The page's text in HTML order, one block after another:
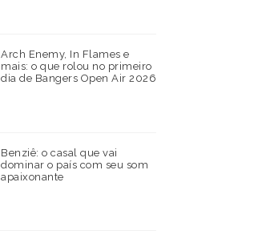
Arch Enemy, In Flames e
mais: o que rolou no primeiro
dia de Bangers Open Air 2026
Benziê: o casal que vai
dominar o país com seu som
apaixonante